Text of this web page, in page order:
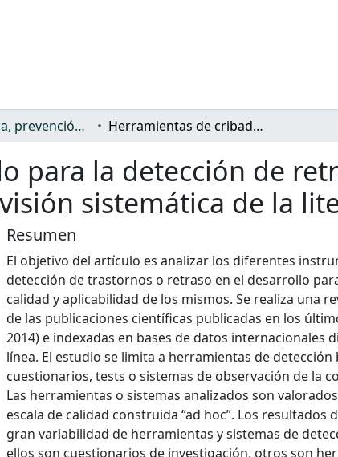
Salud: clínica, prevención, atención sanitaria y (re)habilitación Herramientas de cribado para la detección de retrasos o trastornos en el desarrollo: Una revisión sistemática de la literatura
para la detección de
sistemática de la
Resumen
El objetivo del artículo es analizar los diferentes
detección de trastornos o retraso en el desarrollo
calidad y aplicabilidad de los mismos. Se realiza una
de las publicaciones científicas publicadas en los
2014) e indexadas en bases de datos internacionales
línea. El estudio se limita a herramientas de detección
cuestionarios, tests o sistemas de observación de la
Las herramientas o sistemas analizados son
escala de calidad construida “ad hoc”. Los resultados
gran variabilidad de herramientas y sistemas de
ellos son cuestionarios de investigación, otros son